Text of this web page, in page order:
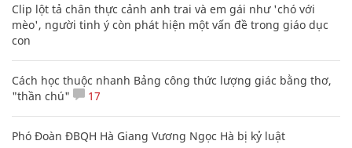
Clip lột tả chân thực cảnh anh trai và em gái như 'chó với
mèo', người tinh ý còn phát hiện một vấn đề trong giáo dục
con
Cách học thuộc nhanh Bảng công thức lượng giác bằng thơ,
"thần chú"
17
Phó Đoàn ĐBQH Hà Giang Vương Ngọc Hà bị kỷ luật